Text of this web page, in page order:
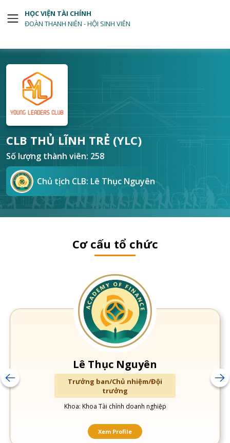
HỌC VIỆN TÀI CHÍNH
ĐOÀN THANH NIÊN - HỘI SINH VIÊN
CLB THỦ LĨNH TRẺ (YLC)
Số lượng thành viên: 258
Chủ tịch CLB: Lê Thục Nguyên
Cơ cấu tổ chức
Lê Thục Nguyên
Trưởng ban/Chủ nhiệm/Đội
trưởng
Khoa: Khoa Tài chính doanh nghiệp
Xem Profile